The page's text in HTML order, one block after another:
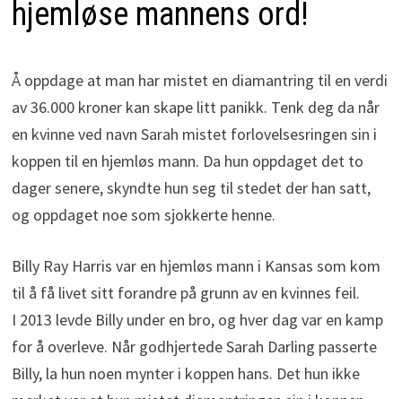
hjemløse mannens ord!
Å oppdage at man har mistet en diamantring til en verdi
av 36.000 kroner kan skape litt panikk. Tenk deg da når
en kvinne ved navn Sarah mistet forlovelsesringen sin i
koppen til en hjemløs mann. Da hun oppdaget det to
dager senere, skyndte hun seg til stedet der han satt,
og oppdaget noe som sjokkerte henne.
Billy Ray Harris var en hjemløs mann i Kansas som kom
til å få livet sitt forandre på grunn av en kvinnes feil.
I 2013 levde Billy under en bro, og hver dag var en kamp
for å overleve. Når godhjertede Sarah Darling passerte
Billy, la hun noen mynter i koppen hans. Det hun ikke